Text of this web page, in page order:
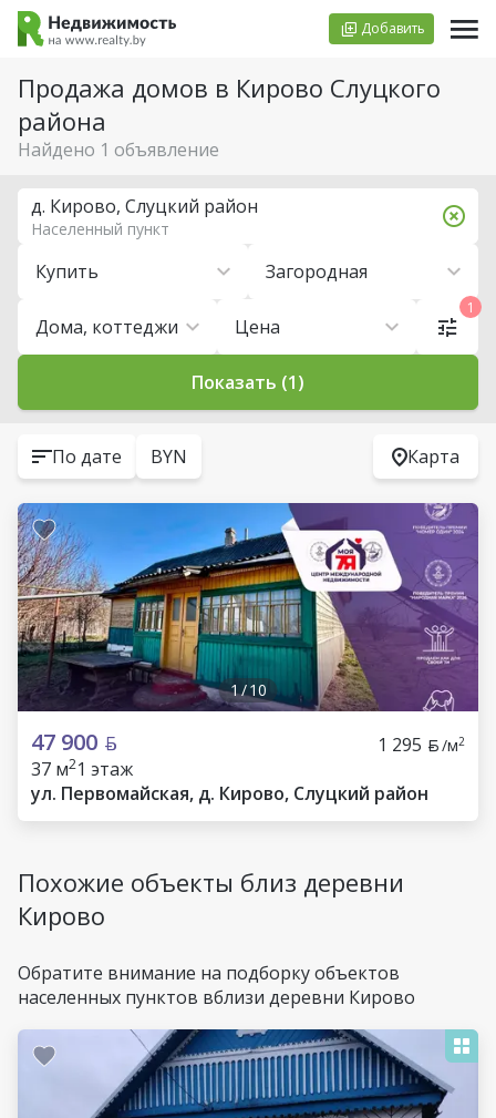
Добавить
Продажа домов в Кирово Слуцкого
района
Найдено 1 объявление
Купить Загородная
Дома, коттеджи Цена
д. Кирово, Слуцкий район
Населенный пункт
1
Показать (1)
По дате BYN Карта
1/10
47 900 1 295 /м2
37 м21 этаж
ул. Первомайская, д. Кирово, Слуцкий район
Похожие объекты близ деревни
Кирово
Обратите внимание на подборку объектов
населенных пунктов вблизи деревни Кирово